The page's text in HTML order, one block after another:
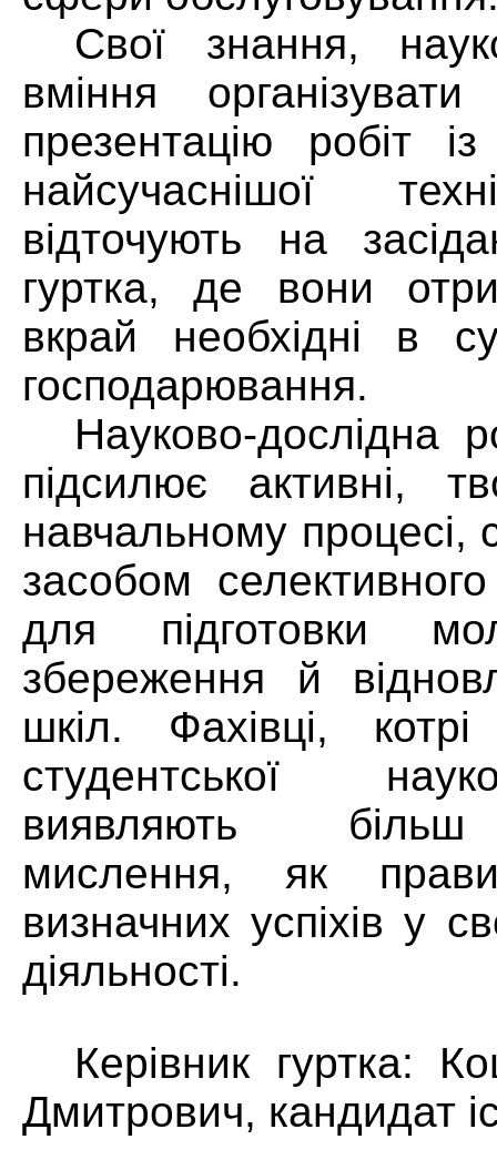
Свої знання,
вміння
презентацію робіт
найсучаснішої
відточують на
гуртка, де вони
вкрай необхідні в
господарювання.
Науково-дослідна
підсилює активні,
навчальному процесі,
засобом
для підготовки
збереження й
шкіл. Фахівці,
студентської
виявляють більш
мислення, як
визначних успіхів у
діяльності.
Керівник гуртка:
Дмитрович, кандидат